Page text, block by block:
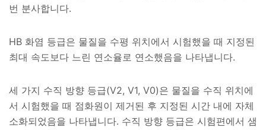
번 분사합니다.
HB 화염 등급은 물질을 수평 위치에서 시험했을 때 지정된
최대 속도보다 느린 연소율로 연소했음을 나타냅니다.
세 가지 수직 방향 등급(V2, V1, V0)은 물질을 수직 위치에
서 시험했을 때 점화원이 제거된 후 지정된 시간 내에 자체
소화되었음을 나타냅니다. 수직 방향 등급은 시험편에서 샘